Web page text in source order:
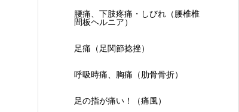
腰痛、下肢疼痛・しびれ（腰椎椎
間板ヘルニア）
足痛（足関節捻挫）
呼吸時痛、胸痛（肋骨骨折）
足の指が痛い！（痛風）